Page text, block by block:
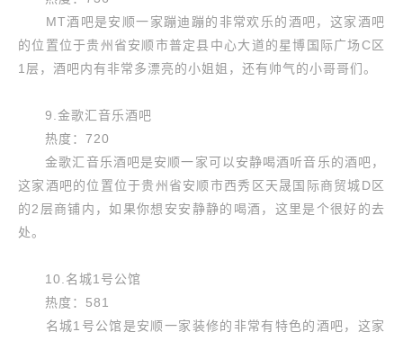
MT酒吧是安顺一家蹦迪蹦的非常欢乐的酒吧，这家酒吧
的位置位于贵州省安顺市普定县中心大道的星博国际广场C区
1层，酒吧内有非常多漂亮的小姐姐，还有帅气的小哥哥们。
9.金歌汇音乐酒吧
热度：720
金歌汇音乐酒吧是安顺一家可以安静喝酒听音乐的酒吧，
这家酒吧的位置位于贵州省安顺市西秀区天晟国际商贸城D区
的2层商铺内，如果你想安安静静的喝酒，这里是个很好的去
处。
10.名城1号公馆
热度：581
名城1号公馆是安顺一家装修的非常有特色的酒吧，这家